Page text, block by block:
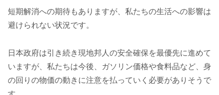
短期解消への期待もありますが、私たちの生活への影響は
避けられない状況です。
日本政府は引き続き現地邦人の安全確保を最優先に進めて
いますが、私たちは今後、ガソリン価格や食料品など、身
の回りの物価の動きに注意を払っていく必要がありそうで